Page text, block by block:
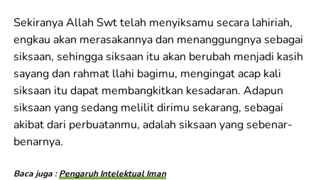
Sekiranya Allah Swt telah menyiksamu secara lahiriah,
engkau akan merasakannya dan menanggungnya sebagai
siksaan, sehingga siksaan itu akan berubah menjadi kasih
sayang dan rahmat llahi bagimu, mengingat acap kali
siksaan itu dapat membangkitkan kesadaran. Adapun
siksaan yang sedang melilit dirimu sekarang, sebagai
akibat dari perbuatanmu, adalah siksaan yang sebenar-
benarnya.
Baca juga :Pengaruh Intelektual Iman